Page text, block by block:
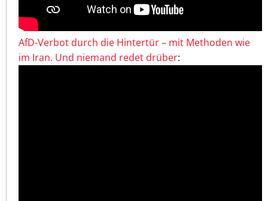
AfD-Verbot durch die Hintertür – mit Methoden wie
im Iran. Und niemand redet drüber: